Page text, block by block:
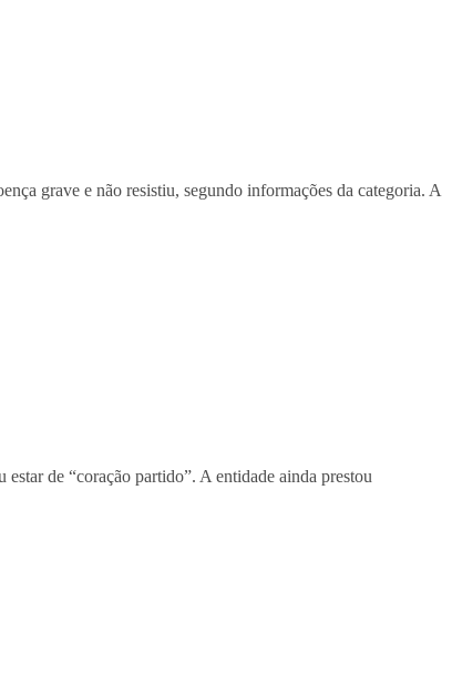
grave e não resistiu, segundo informações da categoria. A
de “coração partido”. A entidade ainda prestou